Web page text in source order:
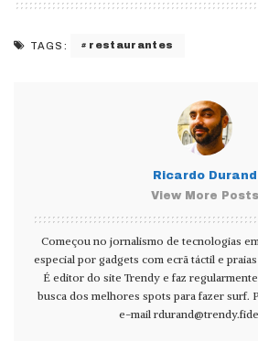
TAGS: restaurantes
Ricardo Durand
View More Posts
Começou no jornalismo de tecnologias
especial por gadgets com ecrã táctil e
É editor do site Trendy e faz
busca dos melhores spots para fazer surf.
e-mail